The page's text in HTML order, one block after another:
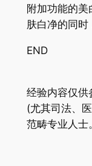
附加功能的
肤白净的同时
END
经验内容仅供
(尤其司法、
范畴专业人士。